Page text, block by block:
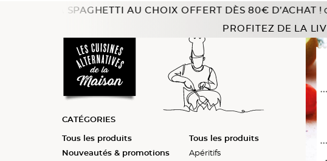
Voici ce que l'on
a trouvé pour vous
en cuisine !
À SPAGHETTI AU CHOIX OFFERT DÈS 80€ D’ACHAT !Offre valable
PROFITEZ DE LA
CATÉGORIES
Tous les produits
Nouveautés & promotions
Tous les produits
Plats cuisinés
Tous les produits
Apéritifs
Tous les produits
Légumes